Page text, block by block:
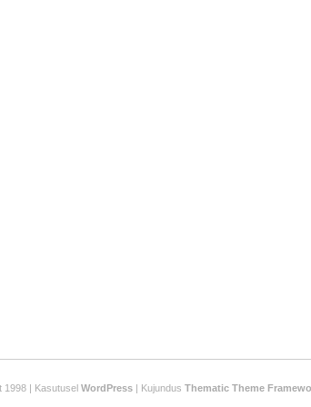
| Kasutusel WordPress| Kujundus Thematic Theme